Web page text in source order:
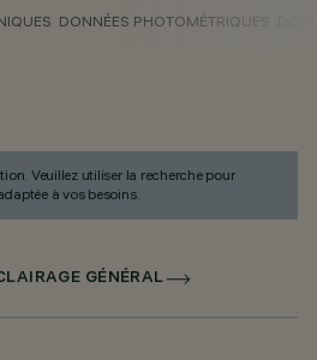
DONNÉES PHOTOMÉTRIQUES
Veuillez utiliser la recherche pour
à vos besoins.
GÉNÉRAL